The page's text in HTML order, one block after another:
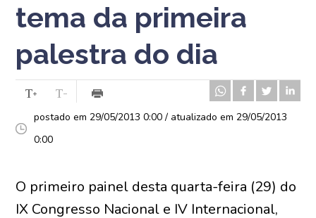
tema da primeira
palestra do dia
postado em 29/05/2013 0:00 / atualizado em 29/05/2013
0:00
O primeiro painel desta quarta-feira (29) do
IX Congresso Nacional e IV Internacional,